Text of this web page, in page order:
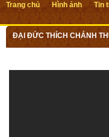
Trang chủ Hình ảnh Tin
ĐẠI ĐỨC THÍCH CHÁNH